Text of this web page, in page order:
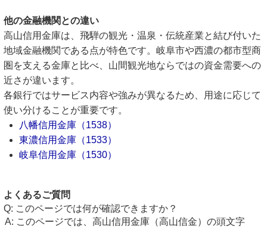
他の金融機関との違い
高山信用金庫は、飛騨の観光・温泉・伝統産業と結び付いた
地域金融機関である点が特色です。岐阜市や西濃の都市型商
圏を支える金庫と比べ、山間観光地ならではの資金需要への
近さが違います。
各銀行ではサービス内容や強みが異なるため、用途に応じて
使い分けることが重要です。
八幡信用金庫（1538）
東濃信用金庫（1533）
岐阜信用金庫（1530）
よくあるご質問
このページでは何が確認できますか？
このページでは、高山信用金庫（高山信金）の頭文字